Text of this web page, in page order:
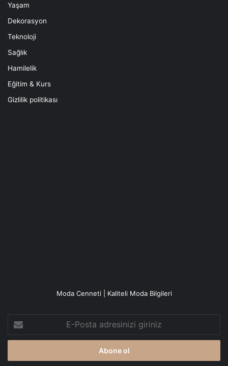
Yaşam
Dekorasyon
Teknoloji
Sağlık
Hamilelik
Eğitim & Kurs
Gizlilik politikası
Moda Cenneti | Kaliteli Moda Bilgileri
Posta
adresinizi